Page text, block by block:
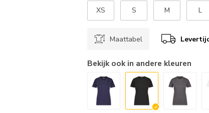
XS S M L
Maattabel
Bekijk ook in andere kleuren